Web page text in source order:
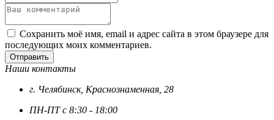
Сохранить моё имя, email и адрес сайта в этом браузере для
последующих моих комментариев.
Отправить
Наши контакты
г. Челябинск, Краснознаменная, 28
ПН-ПТ с 8:30 - 18:00